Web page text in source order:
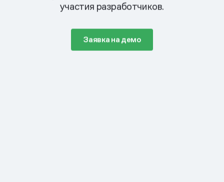
участия разработчиков.
Заявка на демо